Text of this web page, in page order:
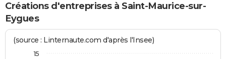
Créations d'entreprises à Saint-Maurice-sur-
Eygues
(source : Linternaute.com d'après l'Insee)
15